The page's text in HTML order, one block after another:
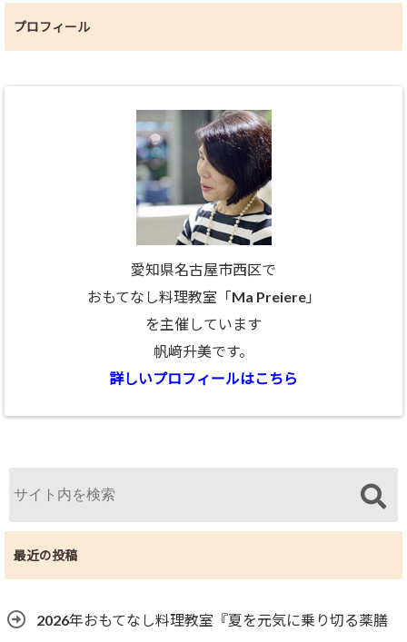
プロフィール
愛知県名古屋市西区で
おもてなし料理教室「Ma Preiere」
を主催しています
帆﨑升美です。
詳しいプロフィールはこちら
最近の投稿
2026年おもてなし料理教室『夏を元気に乗り切る薬膳